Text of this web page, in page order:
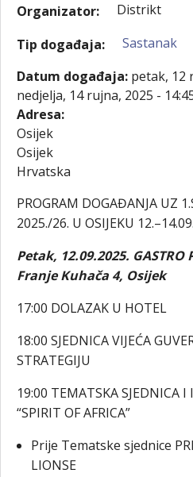
Organizator: Distrikt
Tip događaja:
Sastanak
Datum događaja: petak, 12
nedjelja, 14 rujna, 2025 -
Adresa:
Osijek
Osijek
Hrvatska
PROGRAM DOGAĐANJA UZ
2025./26. U OSIJEKU
Petak, 12.09.2025. GASTRO
Franje Kuhača 4, Osijek
17:00 DOLAZAK U HOTEL
18:00 SJEDNICA VIJEĆA
STRATEGIJU
19:00 TEMATSKA SJEDNICA I
“SPIRIT OF AFRICA”
Prije Tematske sjednice
LIONSE